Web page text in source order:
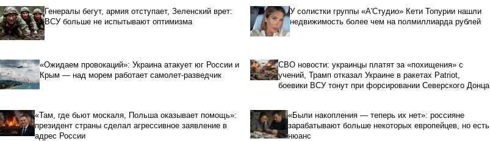
Генералы бегут, армия отступает, Зеленский врет:
ВСУ больше не испытывают оптимизма
У солистки группы «А'Студио» Кети Топурии нашли
недвижимость более чем на полмиллиарда рублей
«Ожидаем провокаций»: Украина атакует юг России и
Крым — над морем работает самолет-разведчик
СВО новости: украинцы платят за «похищения» с
учений, Трамп отказал Украине в ракетах Patriot,
боевики ВСУ тонут при форсировании Северского Донца
«Там, где бьют москаля, Польша оказывает помощь»:
президент страны сделал агрессивное заявление в
адрес России
«Были накопления — теперь их нет»: россияне
зарабатывают больше некоторых европейцев, но есть
нюанс